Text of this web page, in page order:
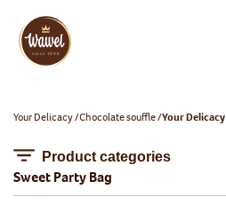
Your Delicacy Chocolate souffle Your Delicacy
Product categories
Sweet Party Bag